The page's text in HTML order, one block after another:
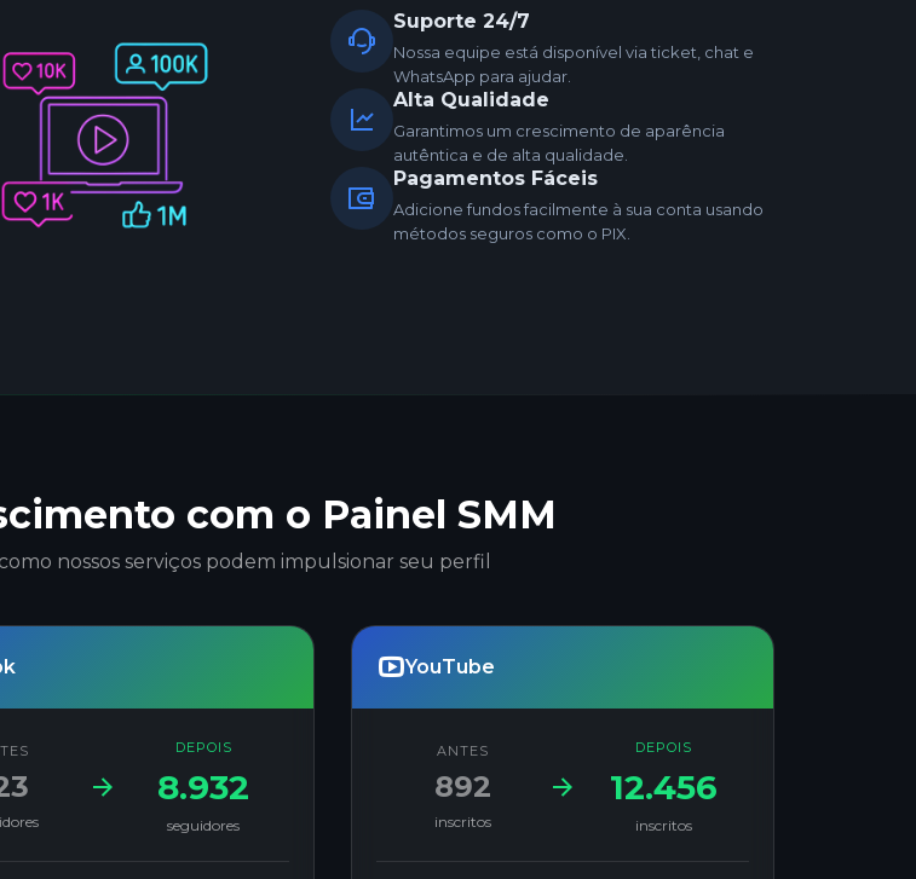
Suporte 24/7
Nossa equipe está disponível via ticket, chat e
WhatsApp para ajudar.
Alta Qualidade
Garantimos um crescimento de aparência
autêntica e de alta qualidade.
Pagamentos Fáceis
Adicione fundos facilmente à sua conta usando
métodos seguros como o PIX.
com o Painel SMM
nossos serviços podem impulsionar seu perfil
DEPOIS
8.932
seguidores
YouTube
ANTES
892
inscritos
DEPOIS
12.456
inscritos